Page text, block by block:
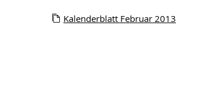
Kalenderblatt Februar 2013